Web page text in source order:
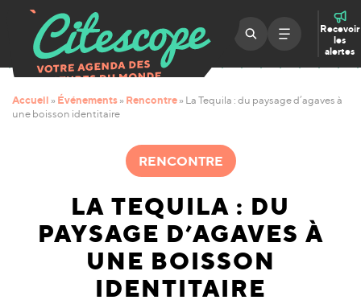
Recevoir
les
alertes
Accueil » Événements » Rencontre » La Tequila : du paysage d’agaves à
une boisson identitaire
RENCONTRE
LA TEQUILA : DU
PAYSAGE D’AGAVES À
UNE BOISSON
IDENTITAIRE